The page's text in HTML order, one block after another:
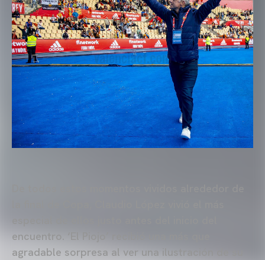
encuentro. ‘El Piojo’ recibió una más que
agradable sorpresa al ver una ilustración de su